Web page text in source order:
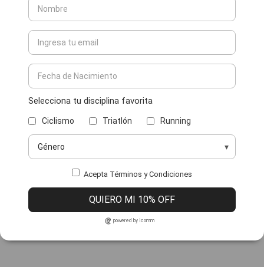
Selecciona tu disciplina favorita
Ciclismo Triatlón Running
Acepta Términos y Condiciones
QUIERO MI 10% OFF
powered by icomm